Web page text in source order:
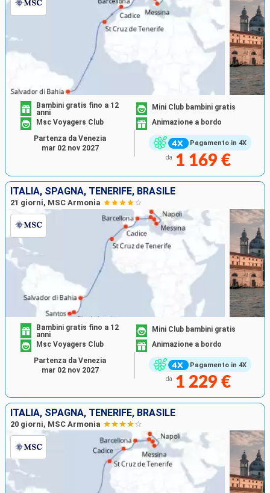
Pagamento in 4X
Bambini gratis fino a 12
anni
Mini Club bambini gratis
Msc Voyagers Club
Animazione a bordo
da 1 169 €
Partenza da Venezia
mar 02 nov 2027
ITALIA, SPAGNA, TENERIFE, BRASILE
21 giorni, MSC Armonia
Pagamento in 4X
Bambini gratis fino a 12
anni
Mini Club bambini gratis
Msc Voyagers Club
Animazione a bordo
da 1 229 €
Partenza da Venezia
mar 02 nov 2027
ITALIA, SPAGNA, TENERIFE, BRASILE
20 giorni, MSC Armonia